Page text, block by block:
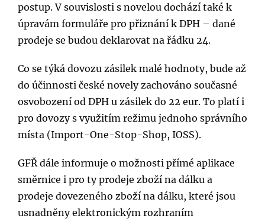
postup. V souvislosti s novelou dochází také k
úpravám formuláře pro přiznání k DPH – dané
prodeje se budou deklarovat na řádku 24.
Co se týká dovozu zásilek malé hodnoty, bude až
do účinnosti české novely zachováno současné
osvobození od DPH u zásilek do 22 eur. To platí i
pro dovozy s využitím režimu jednoho správního
místa (Import-One-Stop-Shop, IOSS).
GFŘ dále informuje o možnosti přímé aplikace
směrnice i pro ty prodeje zboží na dálku a
prodeje dovezeného zboží na dálku, které jsou
usnadněny elektronickým rozhraním